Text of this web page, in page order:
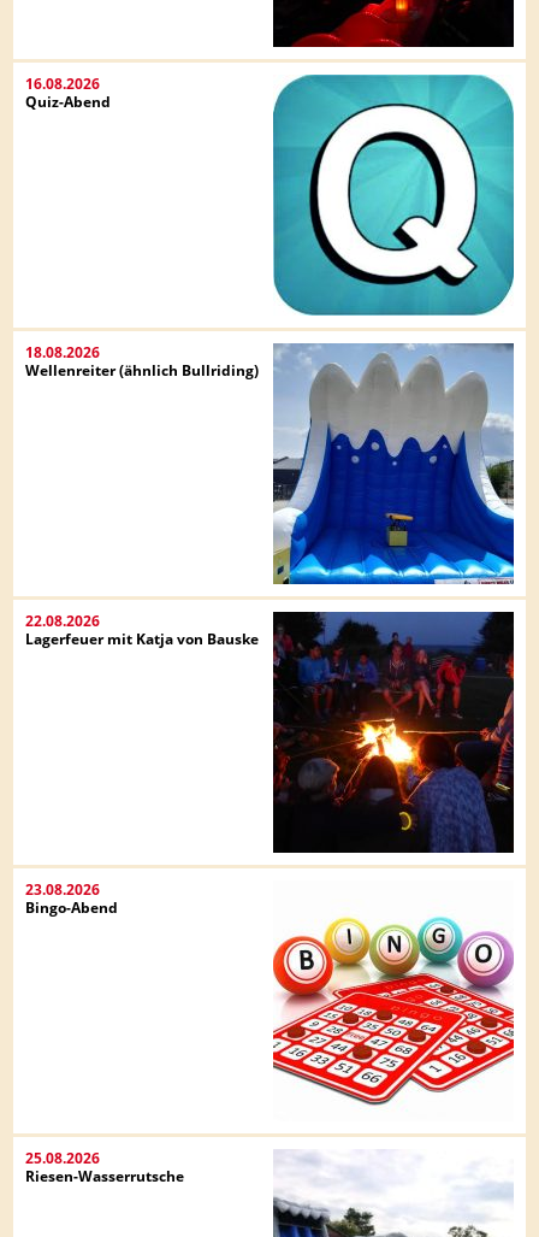
16.08.2026
Quiz-Abend
18.08.2026
Wellenreiter (ähnlich Bullriding)
22.08.2026
Lagerfeuer mit Katja von Bauske
23.08.2026
Bingo-Abend
25.08.2026
Riesen-Wasserrutsche